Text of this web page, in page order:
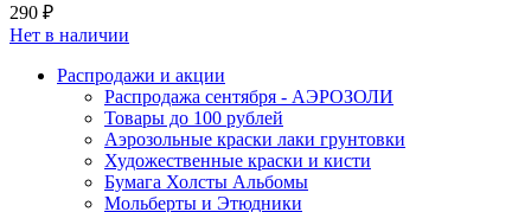
290 ₽
Нет в наличии
Распродажи и акции
Распродажа сентября - АЭРОЗОЛИ
Товары до 100 рублей
Аэрозольные краски лаки грунтовки
Художественные краски и кисти
Бумага Холсты Альбомы
Мольберты и Этюдники